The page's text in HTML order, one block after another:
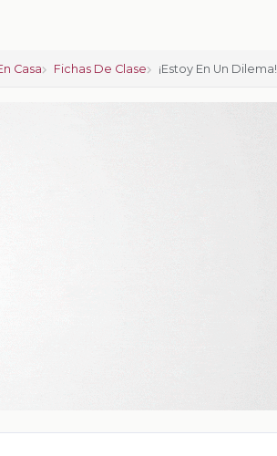
Casa Fichas De Clase ¡Estoy En Un Dilema!